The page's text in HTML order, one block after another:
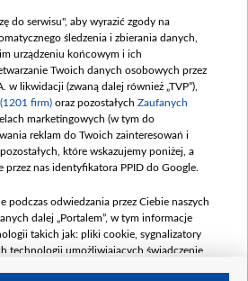
Opinie
Białoruś / Polska
Czytelnia
Europy
O nas
Kontakt
o nadawcy
partnerskie
belsat.eu
slava.tv
tvpworld.com
do serwisu", aby wyrazić zgody na
śledzenia i zbierania danych,
urządzeniu końcowym i ich
Twoich danych osobowych przez
w likwidacji (zwaną dalej również „TVP”),
firm) oraz pozostałych Zaufanych
marketingowych (w tym do
reklam do Twoich zainteresowań i
które wskazujemy poniżej, a
przez nas identyfikatora PPID do Google.
podczas odwiedzania przez Ciebie naszych
dalej „Portalem”, w tym informacje
takich jak: pliki cookie, sygnalizatory
technologii umożliwiających świadczenie